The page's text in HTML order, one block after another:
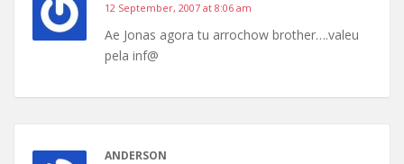
12 September, 2007 at 8:06 am
Ae Jonas agora tu arrochow brother….valeu
pela inf@
ANDERSON